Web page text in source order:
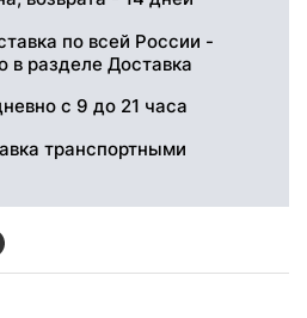
по всей России -
в разделе Доставка
с 9 до 21 часа
транспортными